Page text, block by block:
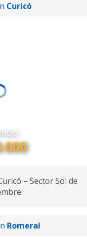
Curicó
– Sector Sol de
Romeral